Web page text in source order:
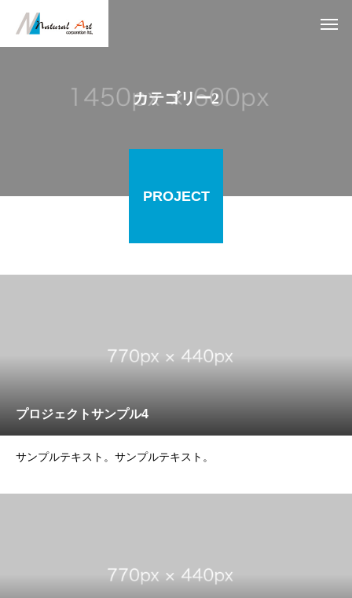
カテゴリー2
PROJECT
プロジェクトサンプル4
サンプルテキスト。サンプルテキスト。